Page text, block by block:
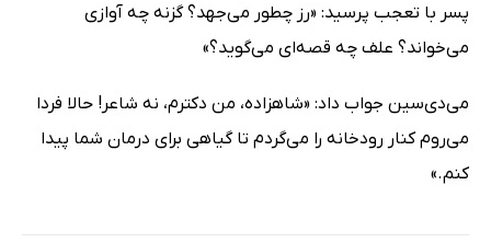
پسر با تعجب پرسید: «رز چطور می‌جهد؟ گزنه چه آوازی
می‌خواند؟ علف چه قصه‌ای می‌گوید؟»
می‌دی‌سین جواب داد: «شاهزاده، من دکترم، نه شاعر! حالا فردا
می‌روم کنار رودخانه را می‌گردم تا گیاهی برای درمان شما پیدا
کنم.»